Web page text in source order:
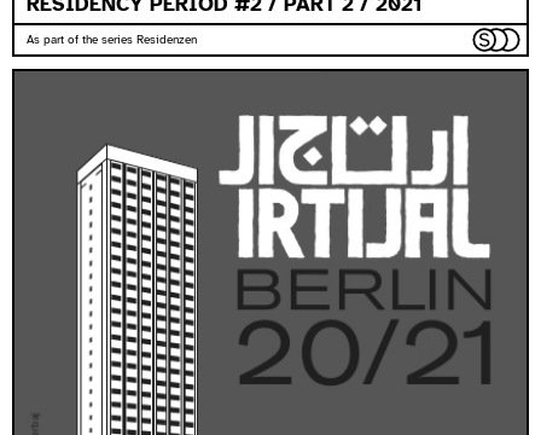
As part of the series Residenzen